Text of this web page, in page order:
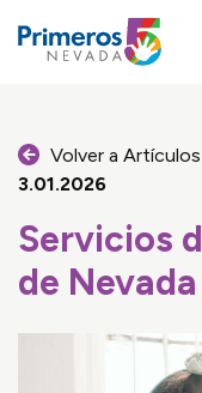
Volver a Artículos
3.01.2026
Servicios
de Nevada